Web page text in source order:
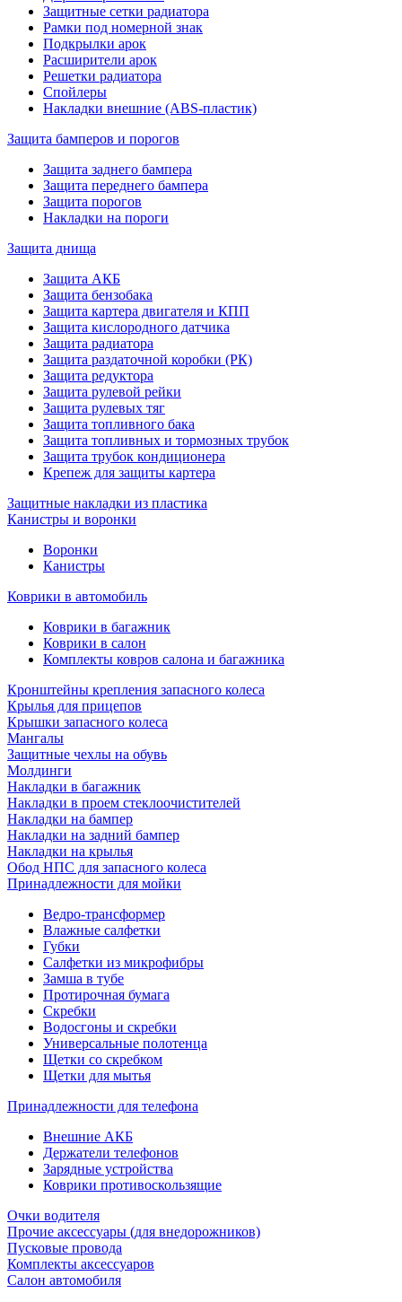
Защитные сетки радиатора
Рамки под номерной знак
Подкрылки арок
Расширители арок
Решетки радиатора
Спойлеры
Накладки внешние (ABS-пластик)
Защита бамперов и порогов
Защита заднего бампера
Защита переднего бампера
Защита порогов
Накладки на пороги
Защита днища
Защита АКБ
Защита бензобака
Защита картера двигателя и КПП
Защита кислородного датчика
Защита радиатора
Защита раздаточной коробки (РК)
Защита редуктора
Защита рулевой рейки
Защита рулевых тяг
Защита топливного бака
Защита топливных и тормозных трубок
Защита трубок кондиционера
Крепеж для защиты картера
Защитные накладки из пластика
Канистры и воронки
Воронки
Канистры
Коврики в автомобиль
Коврики в багажник
Коврики в салон
Комплекты ковров салона и багажника
Кронштейны крепления запасного колеса
Крылья для прицепов
Крышки запасного колеса
Мангалы
Защитные чехлы на обувь
Молдинги
Накладки в багажник
Накладки в проем стеклоочистителей
Накладки на бампер
Накладки на задний бампер
Накладки на крылья
Обод НПС для запасного колеса
Принадлежности для мойки
Ведро-трансформер
Влажные салфетки
Губки
Салфетки из микрофибры
Замша в тубе
Протирочная бумага
Скребки
Водосгоны и скребки
Универсальные полотенца
Щетки со скребком
Щетки для мытья
Принадлежности для телефона
Внешние АКБ
Держатели телефонов
Зарядные устройства
Коврики противоскользящие
Очки водителя
Прочие аксессуары (для внедорожников)
Пусковые провода
Комплекты аксессуаров
Салон автомобиля